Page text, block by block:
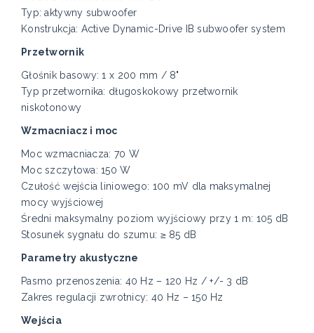
Typ: aktywny subwoofer
Konstrukcja: Active Dynamic-Drive IB subwoofer system
Przetwornik
Głośnik basowy: 1 x 200 mm / 8"
Typ przetwornika: długoskokowy przetwornik
niskotonowy
Wzmacniacz i moc
Moc wzmacniacza: 70 W
Moc szczytowa: 150 W
Czułość wejścia liniowego: 100 mV dla maksymalnej
mocy wyjściowej
Średni maksymalny poziom wyjściowy przy 1 m: 105 dB
Stosunek sygnału do szumu: ≥ 85 dB
Parametry akustyczne
Pasmo przenoszenia: 40 Hz – 120 Hz / +/- 3 dB
Zakres regulacji zwrotnicy: 40 Hz – 150 Hz
Wejścia